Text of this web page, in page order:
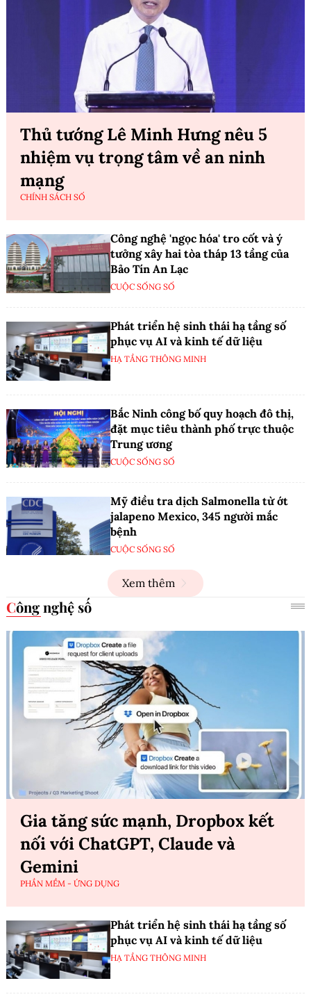
Thủ tướng Lê Minh Hưng nêu 5
nhiệm vụ trọng tâm về an ninh
mạng
CHÍNH SÁCH SỐ
Công nghệ 'ngọc hóa' tro cốt và ý
tưởng xây hai tòa tháp 13 tầng của
Bảo Tín An Lạc
CUỘC SỐNG SỐ
Phát triển hệ sinh thái hạ tầng số
phục vụ AI và kinh tế dữ liệu
HẠ TẦNG THÔNG MINH
Bắc Ninh công bố quy hoạch đô thị,
đặt mục tiêu thành phố trực thuộc
Trung ương
CUỘC SỐNG SỐ
Mỹ điều tra dịch Salmonella từ ớt
jalapeno Mexico, 345 người mắc
bệnh
CUỘC SỐNG SỐ
Xem thêm
Công nghệ số
Gia tăng sức mạnh, Dropbox kết
nối với ChatGPT, Claude và
Gemini
PHẦN MỀM - ỨNG DỤNG
Phát triển hệ sinh thái hạ tầng số
phục vụ AI và kinh tế dữ liệu
HẠ TẦNG THÔNG MINH